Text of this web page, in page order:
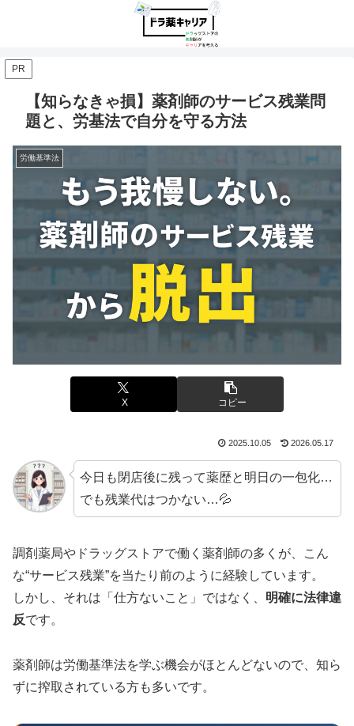
PR
【知らなきゃ損】薬剤師のサービス残業問
題と、労基法で自分を守る方法
労働基準法
X コピー
2025.10.05 2026.05.17
今日も閉店後に残って薬歴と明日の一包化…
でも残業代はつかない…💦
調剤薬局やドラッグストアで働く薬剤師の多くが、こん
な“サービス残業”を当たり前のように経験しています。
しかし、それは「仕方ないこと」ではなく、 明確に法律違
反です。
薬剤師は労働基準法を学ぶ機会がほとんどないので、知ら
ずに搾取されている方も多いです。